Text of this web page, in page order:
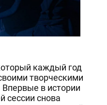
каждый год
творческими
в истории
сессии снова